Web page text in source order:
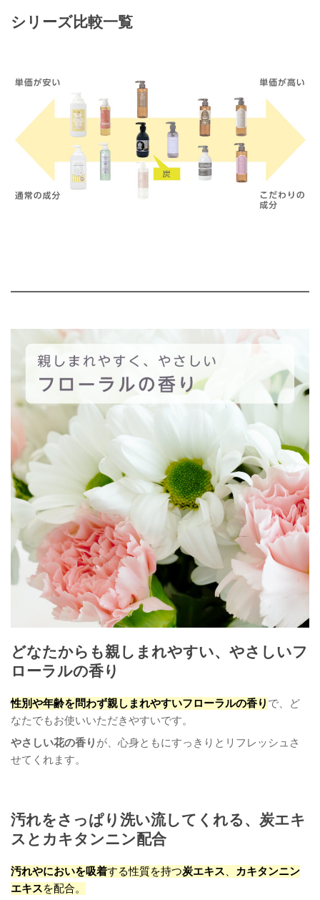
シリーズ比較一覧
どなたからも親しまれやすい、やさしいフ
ローラルの香り
性別や年齢を問わず親しまれやすいフローラルの香り で、ど
なたでもお使いいただきやすいです。
やさしい花の香り が、心身ともにすっきりとリフレッシュさ
せてくれます。
汚れをさっぱり洗い流してくれる、炭エキ
スとカキタンニン配合
汚れやにおいを吸着する性質を持つ炭エキス、 カキタンニン
エキスを配合。